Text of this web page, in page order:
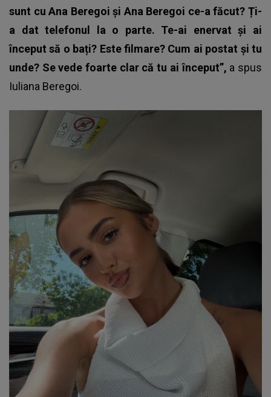
sunt cu Ana Beregoi și Ana Beregoi ce-a făcut? Ți-
a dat telefonul la o parte. Te-ai enervat și ai
început să o bați? Este filmare? Cum ai postat și tu
unde? Se vede foarte clar că tu ai început”, a spus
Iuliana Beregoi.